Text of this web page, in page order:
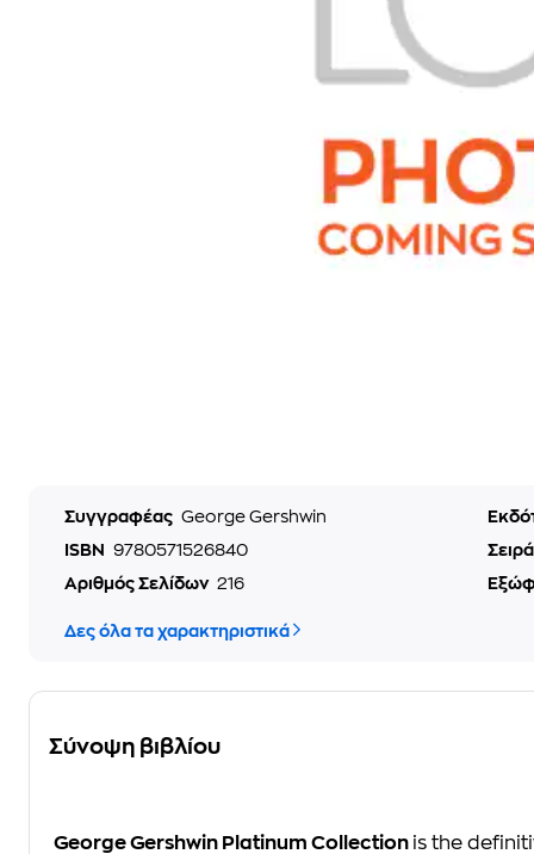
Συγγραφέας George Gershwin
ISBN
9780571526840
Αριθμός Σελίδων 216
Δες όλα τα χαρακτηριστικά
Σύνοψη βιβλίου
George Gershwin Platinum Collection is the